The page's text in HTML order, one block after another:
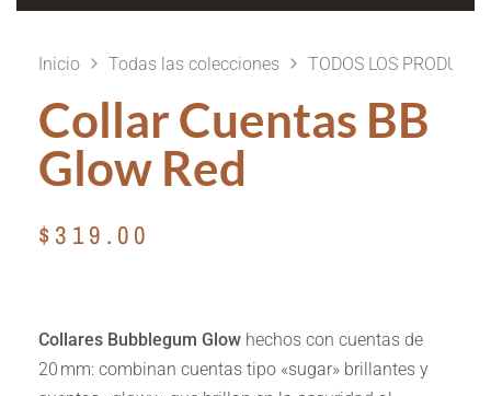
Inicio Todas las colecciones TODOS LOS
Collar Cuentas BB
Glow Red
$319.00
Collares Bubblegum Glow hechos con cuentas de
20 mm: combinan cuentas tipo «sugar» brillantes y